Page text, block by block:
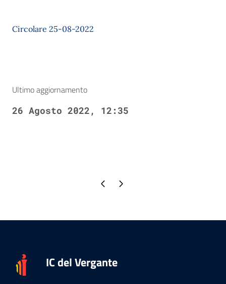
Circolare 25-08-2022
Ultimo aggiornamento
26 Agosto 2022, 12:35
Pagina precedente
Pagina successiva
IC del Vergante